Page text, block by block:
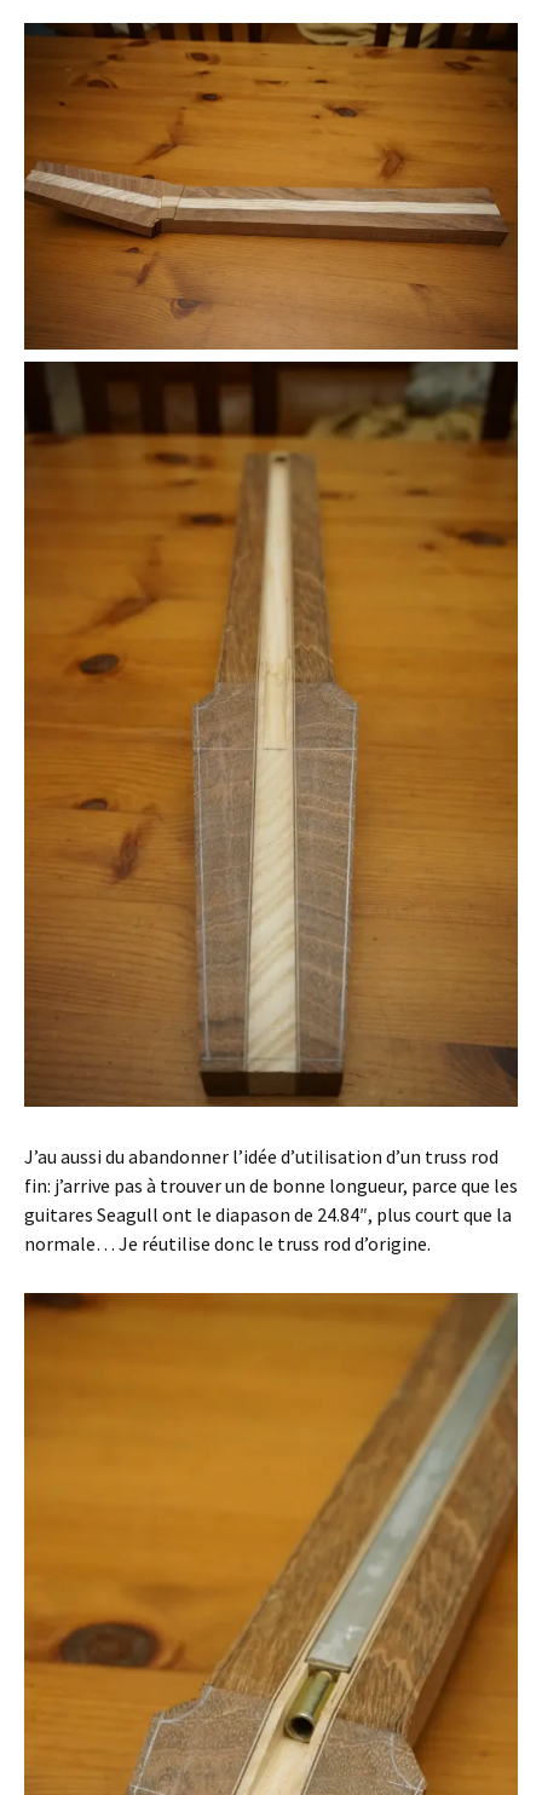
J’au aussi du abandonner l’idée d’utilisation d’un truss rod
fin: j’arrive pas à trouver un de bonne longueur, parce que les
guitares Seagull ont le diapason de 24.84″, plus court que la
normale… Je réutilise donc le truss rod d’origine.